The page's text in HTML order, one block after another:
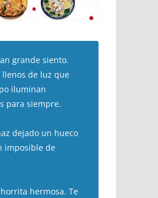
grande siento.
llenos de luz que
iluminan
para siempre.
dejado un hueco
imposible de
hermosa. Te